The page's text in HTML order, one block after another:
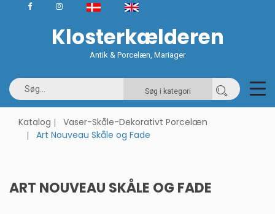
Klosterkælderen
Antik & Porcelæn, Mariager
Søg i kategori
Katalog
Vaser-Skåle-Dekorativt Porcelæn
Art Nouveau Skåle og Fade
ART NOUVEAU SKÅLE OG FADE